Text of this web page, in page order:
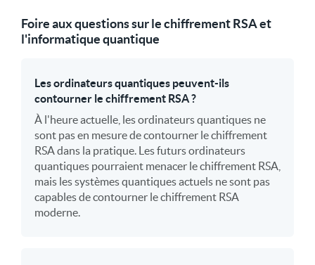
Foire aux questions sur le chiffrement RSA et
l'informatique quantique
Les ordinateurs quantiques peuvent-ils
contourner le chiffrement RSA ?
À l'heure actuelle, les ordinateurs quantiques ne
sont pas en mesure de contourner le chiffrement
RSA dans la pratique. Les futurs ordinateurs
quantiques pourraient menacer le chiffrement RSA,
mais les systèmes quantiques actuels ne sont pas
capables de contourner le chiffrement RSA
moderne.